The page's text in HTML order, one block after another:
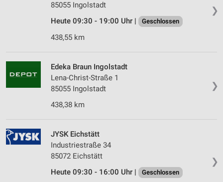
❯
85055 Ingolstadt
Heute 09:30 - 19:00 Uhr |
Geschlossen
438,55 km
❯
Edeka Braun Ingolstadt
Lena-Christ-Straße 1
85055 Ingolstadt
438,38 km
❯
JYSK Eichstätt
Industriestraße 34
85072 Eichstätt
Heute 09:30 - 16:00 Uhr |
Geschlossen